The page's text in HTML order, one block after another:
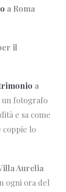
a Roma
il
a
un fotografo
e sa come
coppie lo
Aurelia
ogni ora del